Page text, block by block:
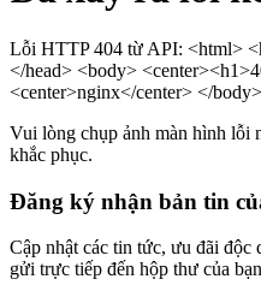
Lỗi HTTP 404 từ API: <html>
</head> <body>
<center>nginx</center> </
Vui lòng chụp ảnh màn hình lỗi
khắc phục.
Đăng ký nhận bản tin
Cập nhật các tin tức, ưu đãi
gửi trực tiếp đến hộp thư của